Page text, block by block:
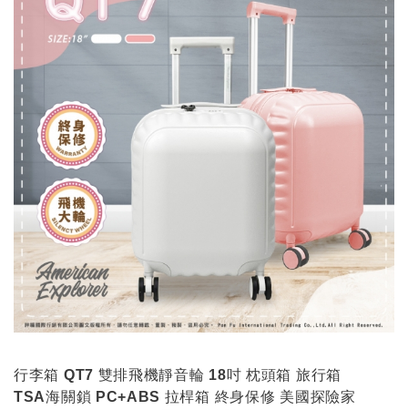
行李箱 QT7 雙排飛機靜音輪 18吋 枕頭箱 旅行箱
TSA海關鎖 PC+ABS 拉桿箱 終身保修 美國探險家